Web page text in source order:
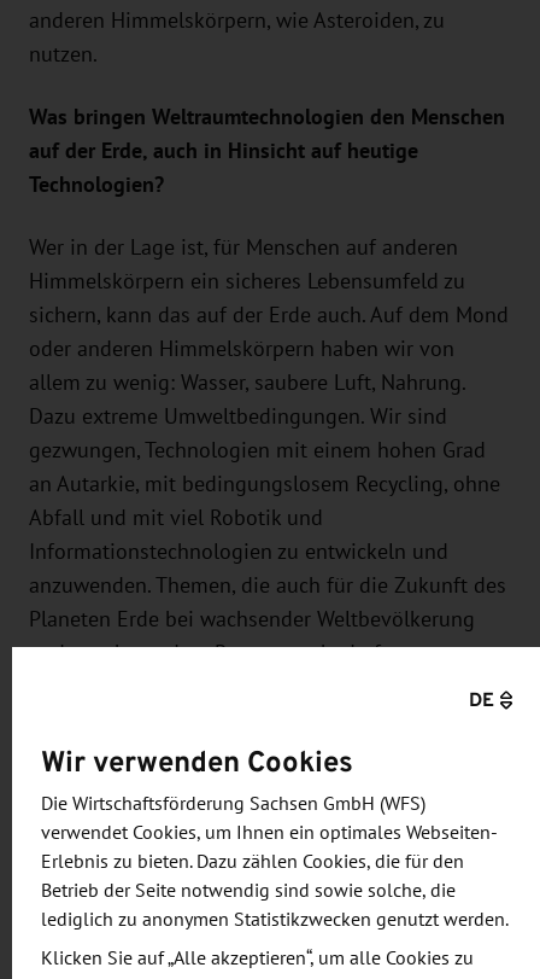
anderen Himmelskörpern, wie Asteroiden, zu
nutzen.
Was bringen Weltraumtechnologien den Menschen
auf der Erde, auch in Hinsicht auf heutige
Technologien?
Wer in der Lage ist, für Menschen auf anderen
Himmelskörpern ein sicheres Lebensumfeld zu
sichern, kann das auf der Erde auch. Auf dem Mond
oder anderen Himmelskörpern haben wir von
allem zu wenig: Wasser, saubere Luft, Nahrung.
Dazu extreme Umweltbedingungen. Wir sind
gezwungen, Technologien mit einem hohen Grad
an Autarkie, mit bedingungslosem Recycling, ohne
Abfall und mit viel Robotik und
Informationstechnologien zu entwickeln und
anzuwenden. Themen, die auch für die Zukunft des
Planeten Erde bei wachsender Weltbevölkerung
und zunehmendem Ressourcenbedarf von
existenzieller Bedeutung sein werden. Während wir
von allem noch genug zu haben scheinen, müssen
Technologien aus der Weltraumtechnik leisten
bereits heute bedeutende Beiträge für ein sicheres
Leben auf der Erde. Neue Technologien der "Space
Resources" werden das ebenfalls tun. Die
Weltraumtechnik muss mit wenig Material und
DE
Wir verwenden Cookies
Die Wirtschaftsförderung Sachsen GmbH (WFS)
verwendet Cookies, um Ihnen ein optimales Webseiten-
Erlebnis zu bieten. Dazu zählen Cookies, die für den
Betrieb der Seite notwendig sind sowie solche, die
lediglich zu anonymen Statistikzwecken genutzt werden.
Klicken Sie auf „Alle akzeptieren“, um alle Cookies zu